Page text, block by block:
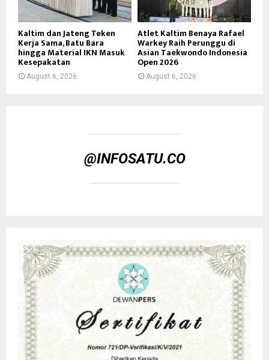
Kaltim dan Jateng Teken
Kerja Sama, Batu Bara
hingga Material IKN Masuk
Kesepakatan
August 6, 2026
Atlet Kaltim Benaya Rafael
Warkey Raih Perunggu di
Asian Taekwondo Indonesia
Open 2026
August 6, 2026
@INFOSATU.CO